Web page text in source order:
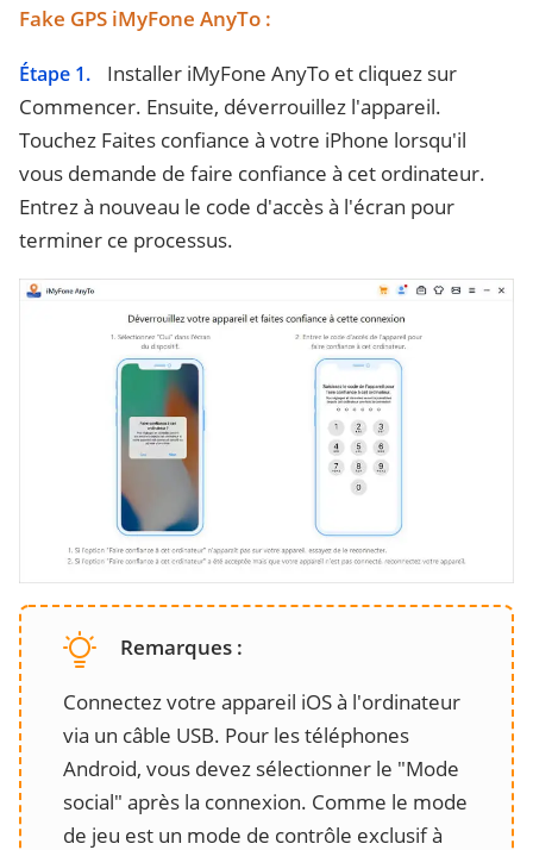
Fake GPS iMyFone AnyTo :
Étape 1.
Installer iMyFone AnyTo et cliquez sur
Commencer. Ensuite, déverrouillez l'appareil.
Touchez Faites confiance à votre iPhone lorsqu'il
vous demande de faire confiance à cet ordinateur.
Entrez à nouveau le code d'accès à l'écran pour
terminer ce processus.
Remarques :
Connectez votre appareil iOS à l'ordinateur
via un câble USB. Pour les téléphones
Android, vous devez sélectionner le "Mode
social" après la connexion. Comme le mode
de jeu est un mode de contrôle exclusif à